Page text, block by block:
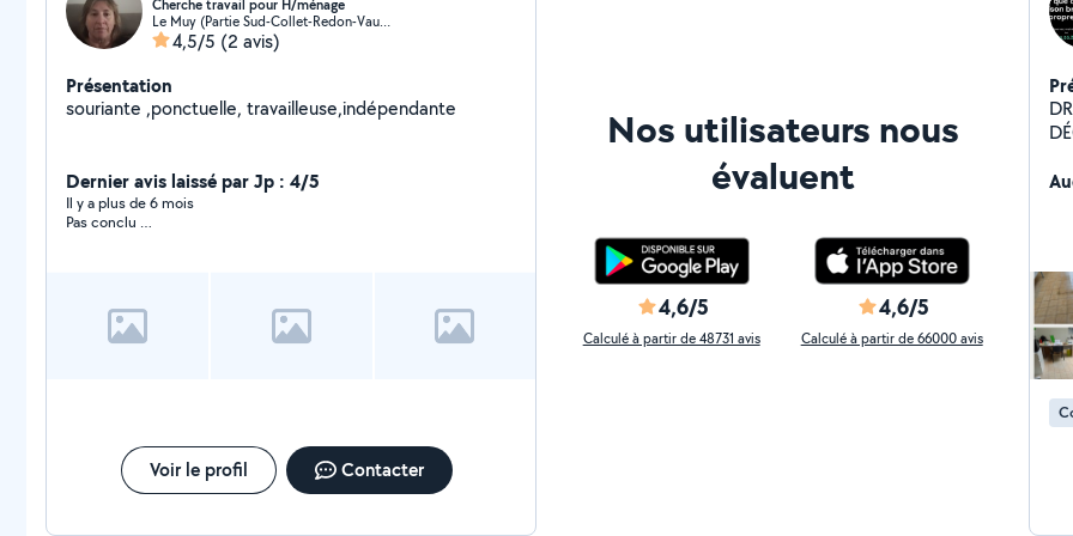
Cherche travail pour H/ménage
Le Muy (Partie Sud-Collet-Redon-Vauses-Testavins)
4,5/5 (2 avis)
Présentation
souriante ,ponctuelle, travailleuse,indépendante
Dernier avis laissé par Jp : 4/5
Il y a plus de 6 mois
Pas conclu …
Voir le profil Contacter
Nos utilisateurs nous
évaluent
4,6/5
Calculé à partir de 48731 avis
4,6/5
Calculé à partir de 66000 avis
qu'on
passage Les